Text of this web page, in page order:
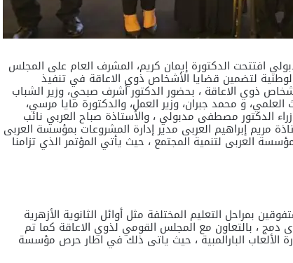
افتتحت الدكتورة إيمان كريم، المشرف العام على المجلس
لتضمين قضايا الأشخاص ذوي الاعاقة في تنفيذ
ذوي الاعاقة ، بحضور الدكتور أشرف صبحي، وزير الشباب
العلمي، و محمد جبران، وزير العمل، والدكتورة مايا مرسي،
الدكتور مصطفى مدبولي ، والأستاذة صباح العربي نائب
مريم إبراهيم العربى مدير إدارة المشروعات بمؤسسة العربى
العربى لتنمية المجتمع ، حيث يأتي المؤتمر الذي تزامنا
بمراحل التعليم المختلفة مثل أوائل الثانوية الأزهرية
، بالتعاون مع المجلس القومي لذوي الاعاقة كما تم
الألعاب البارالمبية ، حيث ياتى ذلك في اطار حرص مؤسسة